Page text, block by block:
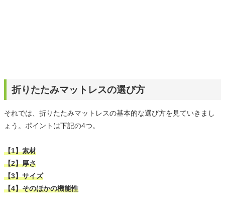
折りたたみマットレスの選び方
それでは、折りたたみマットレスの基本的な選び方を見ていきまし
ょう。ポイントは下記の4つ。
【1】素材
【2】厚さ
【3】サイズ
【4】そのほかの機能性